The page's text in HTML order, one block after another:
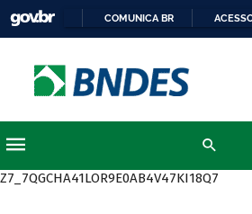
COMUNICA BR
Z7_7QGCHA41LOR9E0AB4V47KI18Q7